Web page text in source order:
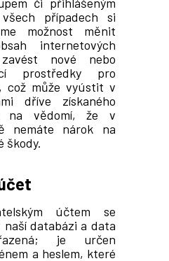
případech si
možnost měnit
internetových
nové nebo
prostředky pro
což může vyústit v
dříve získaného
na vědomí, že v
nemáte nárok na
škody.
účtem se
naší databázi a data
je určen
a heslem, které